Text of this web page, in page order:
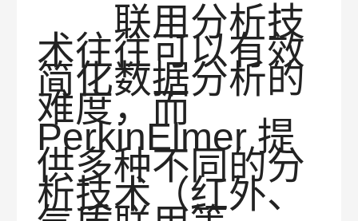
联用分析技
术往往可以有效
简化数据分析的
难度，而
PerkinElmer 提
供多种不同的分
析技术（红外、